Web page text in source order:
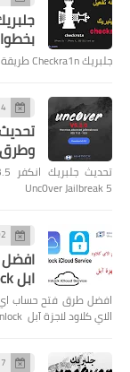
جلبريك Checkra1n طريقة تحميله وتفعيله بخطوات بسيطة جلبريك Checkra1n
24
Unc0ver Jailbreak 5
02
ابل Icloud Unlock
الاي كلاود لاجزة آبل Icloud Unlock
27